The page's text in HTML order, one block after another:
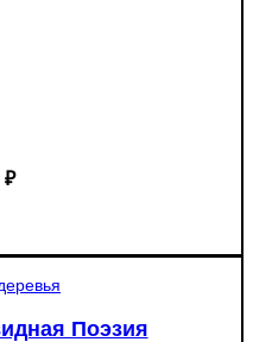
₽
Поэзия